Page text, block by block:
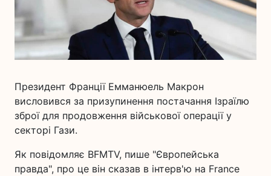
Президент Франції Емманюель Макрон
висловився за призупинення постачання Ізраїлю
зброї для продовження військової операції у
секторі Гази.
Як повідомляє BFMTV, пише "Європейська
правда", про це він сказав в інтерв'ю на France